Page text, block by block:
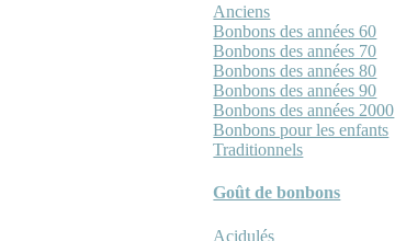
Anciens
Bonbons des années 60
Bonbons des années 70
Bonbons des années 80
Bonbons des années 90
Bonbons des années 2000
Bonbons pour les enfants
Traditionnels
Goût de bonbons
Acidulés